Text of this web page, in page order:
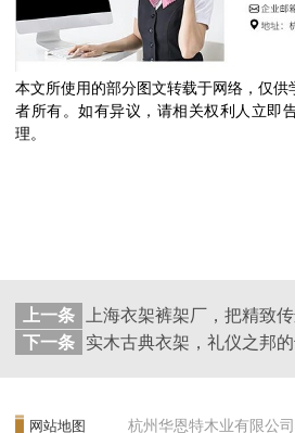
本文所使用的部分图文转载于网络，仅
者所有。如有异议，请相关权利人立即
理。
上一条
下一条
网站地图 杭州华恩特木业有限公司